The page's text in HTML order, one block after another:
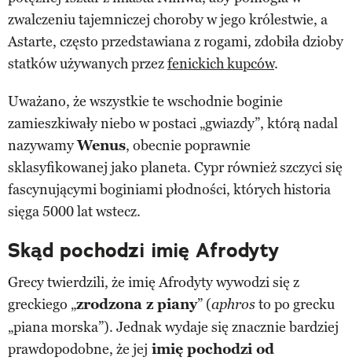
zwalczeniu tajemniczej choroby w jego królestwie, a
Astarte, często przedstawiana z rogami, zdobiła dzioby
statków używanych przezfenickich kupców.
Uważano, że wszystkie te wschodnie boginie
zamieszkiwały niebo w postaci „gwiazdy”, którą nadal
nazywamyWenus, obecnie poprawnie
sklasyfikowanej jako planeta. Cypr również szczyci się
fascynującymi boginiami płodności, których historia
sięga 5000 lat wstecz.
Skąd pochodzi imię Afrodyty
Grecy twierdzili, że imię Afrodyty wywodzi się z
greckiego „zrodzona z piany” (aphrosto po grecku
„piana morska”). Jednak wydaje się znacznie bardziej
prawdopodobne, że jej imię pochodzi od